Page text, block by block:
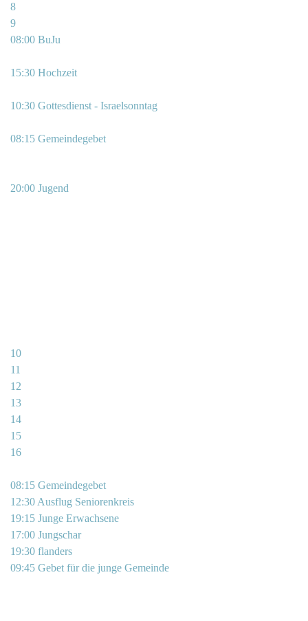
8
9
08:00 BuJu
15:30 Hochzeit
10:30 Gottesdienst - Israelsonntag
08:15 Gemeindegebet
20:00 Jugend
10
11
12
13
14
15
16
08:15 Gemeindegebet
12:30 Ausflug Seniorenkreis
19:15 Junge Erwachsene
17:00 Jungschar
19:30 flanders
09:45 Gebet für die junge Gemeinde